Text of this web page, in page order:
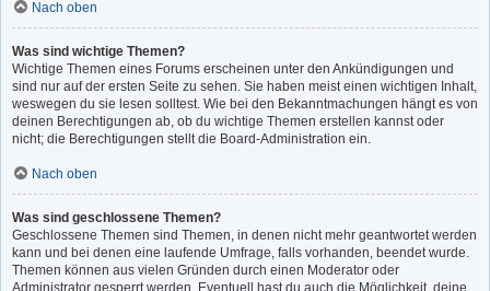
Nach oben
Was sind wichtige Themen?
Wichtige Themen eines Forums erscheinen unter den Ankündigungen und
sind nur auf der ersten Seite zu sehen. Sie haben meist einen wichtigen Inhalt,
weswegen du sie lesen solltest. Wie bei den Bekanntmachungen hängt es von
deinen Berechtigungen ab, ob du wichtige Themen erstellen kannst oder
nicht; die Berechtigungen stellt die Board-Administration ein.
Nach oben
Was sind geschlossene Themen?
Geschlossene Themen sind Themen, in denen nicht mehr geantwortet werden
kann und bei denen eine laufende Umfrage, falls vorhanden, beendet wurde.
Themen können aus vielen Gründen durch einen Moderator oder
Administrator gesperrt werden. Eventuell hast du auch die Möglichkeit, deine